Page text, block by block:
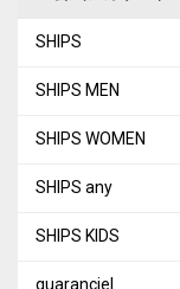
SHIPS
SHIPS MEN
SHIPS WOMEN
SHIPS any
SHIPS KIDS
quaranciel